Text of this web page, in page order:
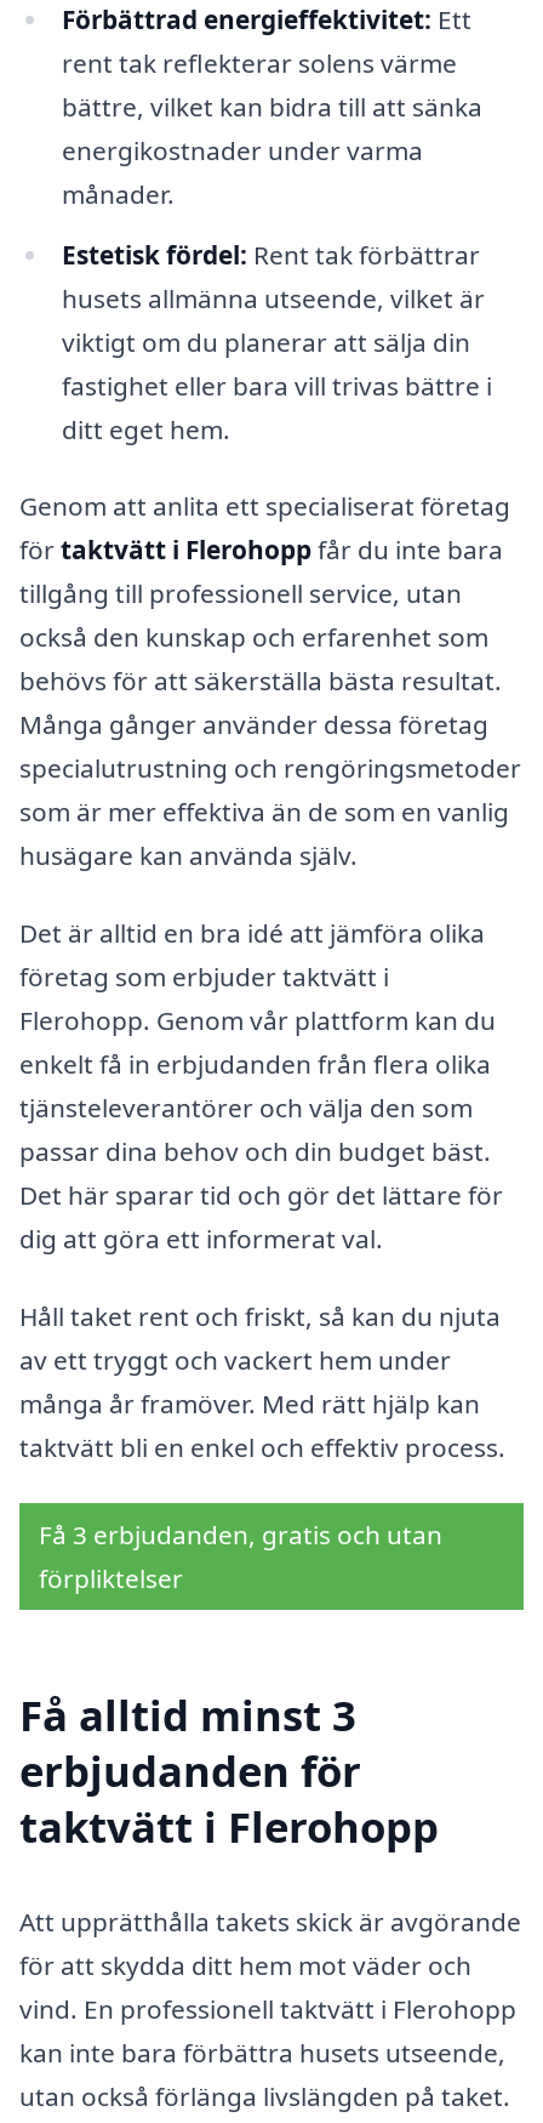
Förbättrad energieffektivitet: Ett
rent tak reflekterar solens värme
bättre, vilket kan bidra till att sänka
energikostnader under varma
månader.
Estetisk fördel: Rent tak förbättrar
husets allmänna utseende, vilket är
viktigt om du planerar att sälja din
fastighet eller bara vill trivas bättre i
ditt eget hem.
Genom att anlita ett specialiserat företag
förtaktvätt i Flerohoppfår du inte bara
tillgång till professionell service, utan
också den kunskap och erfarenhet som
behövs för att säkerställa bästa resultat.
Många gånger använder dessa företag
specialutrustning och rengöringsmetoder
som är mer effektiva än de som en vanlig
husägare kan använda själv.
Det är alltid en bra idé att jämföra olika
företag som erbjuder taktvätt i
Flerohopp. Genom vår plattform kan du
enkelt få in erbjudanden från flera olika
tjänsteleverantörer och välja den som
passar dina behov och din budget bäst.
Det här sparar tid och gör det lättare för
dig att göra ett informerat val.
Håll taket rent och friskt, så kan du njuta
av ett tryggt och vackert hem under
många år framöver. Med rätt hjälp kan
taktvätt bli en enkel och effektiv process.
Få 3 erbjudanden, gratis och utan
förpliktelser
Få alltid minst 3
erbjudanden för
taktvätt i Flerohopp
Att upprätthålla takets skick är avgörande
för att skydda ditt hem mot väder och
vind. En professionell taktvätt i Flerohopp
kan inte bara förbättra husets utseende,
utan också förlänga livslängden på taket.